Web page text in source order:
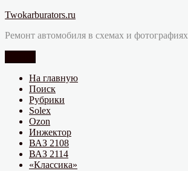
Перейти
содержимому
Twokarburators.ru
Ремонт автомобиля в схемах и фотографиях
На главную
Поиск
Рубрики
Solex
Ozon
Инжектор
ВАЗ 2108
ВАЗ 2114
«Классика»